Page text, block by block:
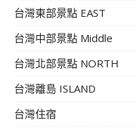
台灣東部景點 EAST
台灣中部景點 Middle
台灣北部景點 NORTH
台灣離島 ISLAND
台灣住宿